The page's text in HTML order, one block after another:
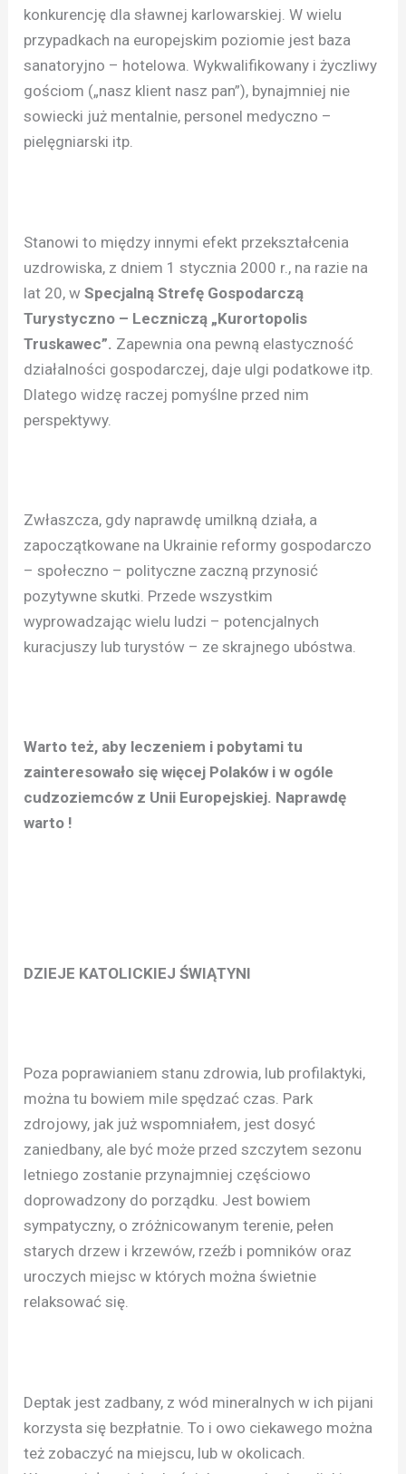
konkurencję dla sławnej karlowarskiej. W wielu
przypadkach na europejskim poziomie jest baza
sanatoryjno – hotelowa. Wykwalifikowany i życzliwy
gościom („nasz klient nasz pan”), bynajmniej nie
sowiecki już mentalnie, personel medyczno –
pielęgniarski itp.
Stanowi to między innymi efekt przekształcenia
uzdrowiska, z dniem 1 stycznia 2000 r., na razie na
lat 20, wSpecjalną Strefę Gospodarczą
Turystyczno – Leczniczą „Kurortopolis
Truskawec”. Zapewnia ona pewną elastyczność
działalności gospodarczej, daje ulgi podatkowe itp.
Dlatego widzę raczej pomyślne przed nim
perspektywy.
Zwłaszcza, gdy naprawdę umilkną działa, a
zapoczątkowane na Ukrainie reformy gospodarczo
– społeczno – polityczne zaczną przynosić
pozytywne skutki. Przede wszystkim
wyprowadzając wielu ludzi – potencjalnych
kuracjuszy lub turystów – ze skrajnego ubóstwa.
Warto też, aby leczeniem i pobytami tu
zainteresowało się więcej Polaków i w ogóle
cudzoziemców z Unii Europejskiej. Naprawdę
warto !
DZIEJE KATOLICKIEJ ŚWIĄTYNI
Poza poprawianiem stanu zdrowia, lub profilaktyki,
można tu bowiem mile spędzać czas. Park
zdrojowy, jak już wspomniałem, jest dosyć
zaniedbany, ale być może przed szczytem sezonu
letniego zostanie przynajmniej częściowo
doprowadzony do porządku. Jest bowiem
sympatyczny, o zróżnicowanym terenie, pełen
starych drzew i krzewów, rzeźb i pomników oraz
uroczych miejsc w których można świetnie
relaksować się.
Deptak jest zadbany, z wód mineralnych w ich pijani
korzysta się bezpłatnie. To i owo ciekawego można
też zobaczyć na miejscu, lub w okolicach.